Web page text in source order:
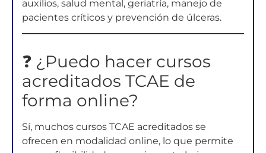
auxilios, salud mental, geriatría, manejo de
pacientes críticos y prevención de úlceras.
❓ ¿Puedo hacer cursos
acreditados TCAE de
forma online?
Sí, muchos cursos TCAE acreditados se
ofrecen en modalidad online, lo que permite